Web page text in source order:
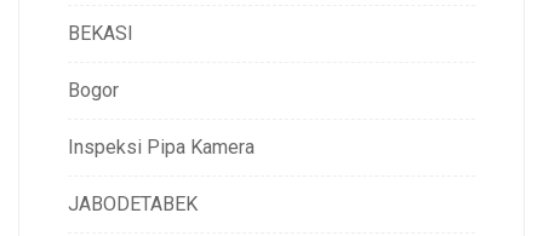
BEKASI
Bogor
Inspeksi Pipa Kamera
JABODETABEK